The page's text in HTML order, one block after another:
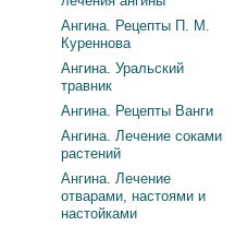
Ангина. Рецепты П. М.
Куреннова
Ангина. Уральский
травник
Ангина. Рецепты Ванги
Ангина. Лечение соками
растений
Ангина. Лечение
отварами, настоями и
настойками